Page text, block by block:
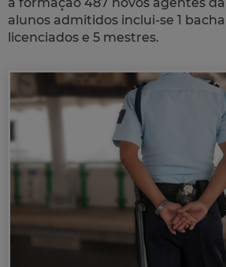
alunos admitidos inclui-se 1
licenciados e 5 mestres.